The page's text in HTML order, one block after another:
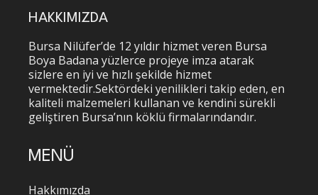
HAKKIMIZDA
Bursa Nilüfer’de 12 yıldır hizmet veren Bursa
Boya Badana yüzlerce projeye imza atarak
sizlere en iyi ve hızlı şekilde hizmet
vermektedir.Sektördeki yenilikleri takip eden, en
kaliteli malzemeleri kullanan ve kendini sürekli
geliştiren Bursa’nın köklü firmalarındandır.
MENÜ
Hakkımızda